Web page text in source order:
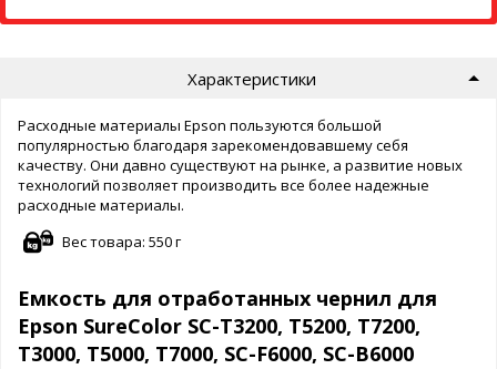
Характеристики
Расходные материалы Epson пользуются большой
популярностью благодаря зарекомендовавшему себя
качеству. Они давно существуют на рынке, а развитие новых
технологий позволяет производить все более надежные
расходные материалы.
Вес товара: 550 г
Емкость для отработанных чернил для
Epson SureColor SC-T3200, T5200, T7200,
T3000, T5000, T7000, SC-F6000, SC-B6000